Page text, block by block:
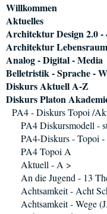
Navigation
überspringen
Willkommen
Aktuelles
Architektur Design 2.0 -
Architektur
Analog - Digital - Media
Belletristik - Sprache -
Diskurs Aktuell A-Z
Diskurs Platon
PA4 - Diskurs Topoi /
PA4 Diskursmodell -
PA4-Diskurs - Topoi
PA4 Topoi A
Aktuell - A >
An die Jugend - 13
Achtsamkeit - Acht
Achtsamkeit - Wege